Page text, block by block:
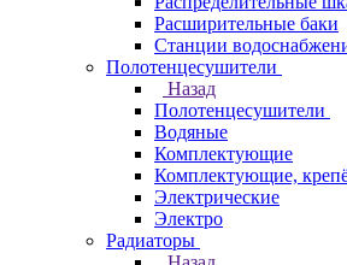
Расширительные баки
Станции
Полотенцесушители
Назад
Полотенцесушители
Водяные
Комплектующие
Комплектующие,
Электрические
Электро
Радиаторы